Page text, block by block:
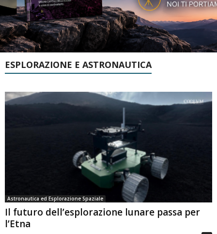
ESPLORAZIONE E ASTRONAUTICA
Astronautica ed Esplorazione Spaziale
Il futuro dell’esplorazione lunare passa per
l’Etna